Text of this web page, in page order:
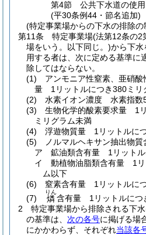
第4節
公共下水道の使用
(平30条例44・節名追加)
(特定事業場からの下水の排除の
第11条
特定事業場(法第12条の2
場をいう。以下同じ。)から下水
用する者は、次に定める基準に
除してはならない。
(1)
アンモニア性窒素、亜硝
量 1リットルにつき380ミリ
(2)
水素イオン濃度 水素指数
(3)
生物化学的酸素要求量 1
ミリグラム未満
(4)
浮遊物質量 1リットルに
(5)
ノルマルヘキサン抽出物質
ア
鉱油類含有量 1リット
イ
動植物油脂類含有量 1リ
ム以下
(6)
窒素含有量 1リットルに
(7)
燐
りん
含有量 1リットルにつ
2
特定事業場から排除される下
の基準は、 次の各号に掲げる場
にかかわらず、それぞれ当該各